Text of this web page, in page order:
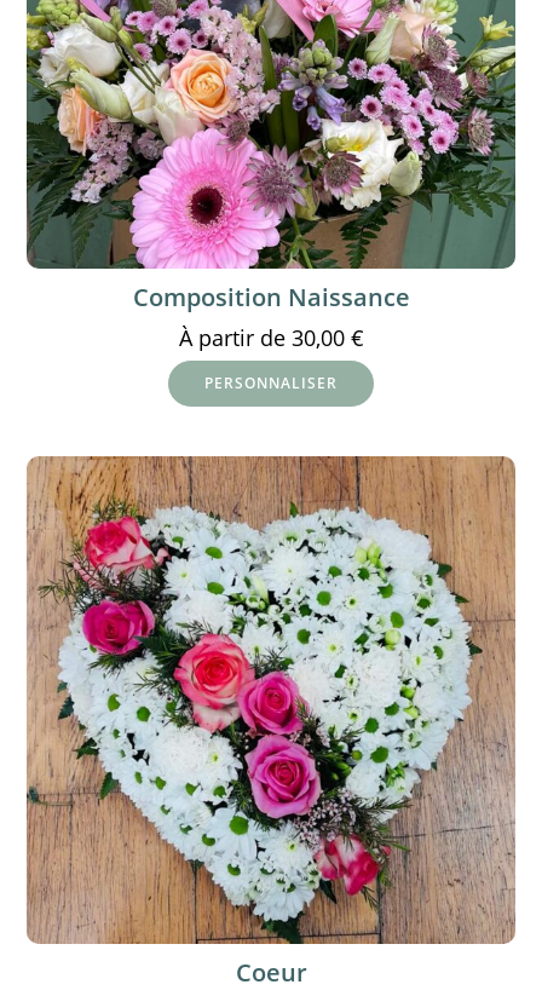
Composition Naissance
À partir de 30,00 €
PERSONNALISER
Coeur